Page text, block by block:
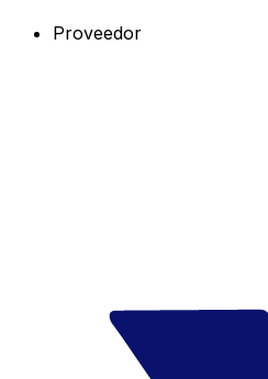
Proveedor